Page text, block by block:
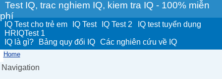
Test IQ, trac nghiem IQ, kiem tra IQ - 100% miễn
phí
IQ Test cho trẻ em IQ Test IQ Test 2
IQ test tuyển dụng
HRIQTest 1
IQ là gì?
Bảng quy đổi IQ Các nghiên cứu về IQ
Home
Navigation